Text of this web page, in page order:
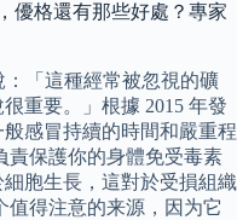
優格還有那些好處？專家
「這種經常被忽視的礦
重要。」根據 2015 年發
感冒持續的時間和嚴重程
責保護你的身體免受毒素
胞生長，這對於受損組織
值得注意的来源，因为它